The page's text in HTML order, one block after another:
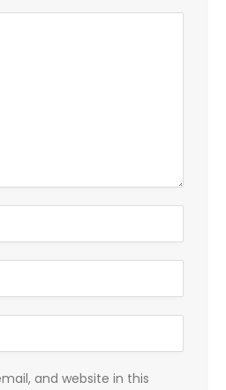
and website in this